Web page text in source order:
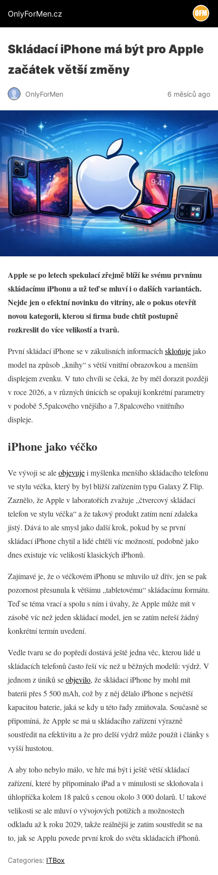
OnlyForMen.cz
Skládací iPhone má být pro Apple
začátek větší změny
OnlyForMen 6 měsíců ago
Apple se po letech spekulací zřejmě blíží ke svému prvnímu
skládacímu iPhonu a už teď se mluví i o dalších variantách.
Nejde jen o efektní novinku do vitríny, ale o pokus otevřít
novou kategorii, kterou si firma bude chtít postupně
rozkreslit do více velikostí a tvarů.
První skládací iPhone se v zákulisních informacích skloňujejako
model na způsob „knihy“ s větší vnitřní obrazovkou a menším
displejem zvenku. V tuto chvíli se čeká, že by měl dorazit později
v roce 2026, a v různých únicích se opakují konkrétní parametry
v podobě 5,5palcového vnějšího a 7,8palcového vnitřního
displeje.
iPhone jako véčko
Ve vývoji se aleobjevujei myšlenka menšího skládacího telefonu
ve stylu véčka, který by byl bližší zařízením typu Galaxy Z Flip.
Zaznělo, že Apple v laboratořích zvažuje „čtvercový skládací
telefon ve stylu véčka“ a že takový produkt zatím není zdaleka
jistý. Dává to ale smysl jako další krok, pokud by se první
skládací iPhone chytil a lidé chtěli víc možností, podobně jako
dnes existuje víc velikostí klasických iPhonů.
Zajímavé je, že o véčkovém iPhonu se mluvilo už dřív, jen se pak
pozornost přesunula k většímu „tabletovému“ skládacímu formátu.
Teď se téma vrací a spolu s ním i úvahy, že Apple může mít v
zásobě víc než jeden skládací model, jen se zatím neřeší žádný
konkrétní termín uvedení.
Vedle tvaru se do popředí dostává ještě jedna věc, kterou lidé u
skládacích telefonů často řeší víc než u běžných modelů: výdrž. V
jednom z úniků seobjevilo, že skládací iPhone by mohl mít
baterii přes 5 500 mAh, což by z něj dělalo iPhone s největší
kapacitou baterie, jaká se kdy u této řady zmiňovala. Současně se
připomíná, že Apple se má u skládacího zařízení výrazně
soustředit na efektivitu a že pro delší výdrž může použít i články s
vyšší hustotou.
A aby toho nebylo málo, ve hře má být i ještě větší skládací
zařízení, které by připomínalo iPad a v minulosti se skloňovala i
úhlopříčka kolem 18 palců s cenou okolo 3 000 dolarů. U takové
velikosti se ale mluví o vývojových potížích a možnostech
odkladu až k roku 2029, takže reálnější je zatím soustředit se na
to, jak se Applu povede první krok do světa skládacích iPhonů.
Categories: ITBox